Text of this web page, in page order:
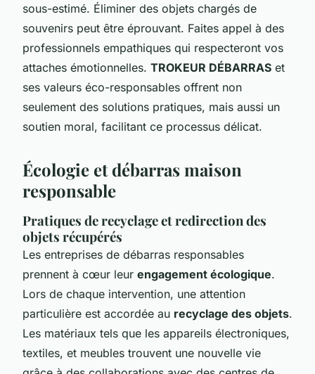
sous-estimé. Éliminer des objets chargés de
souvenirs peut être éprouvant. Faites appel à des
professionnels empathiques qui respecteront vos
attaches émotionnelles. TROKEUR DÉBARRAS et
ses valeurs éco-responsables offrent non
seulement des solutions pratiques, mais aussi un
soutien moral, facilitant ce processus délicat.
Écologie et débarras maison
responsable
Pratiques de recyclage et redirection des
objets récupérés
Les entreprises de débarras responsables
prennent à cœur leur engagement écologique.
Lors de chaque intervention, une attention
particulière est accordée au recyclage des objets.
Les matériaux tels que les appareils électroniques,
textiles, et meubles trouvent une nouvelle vie